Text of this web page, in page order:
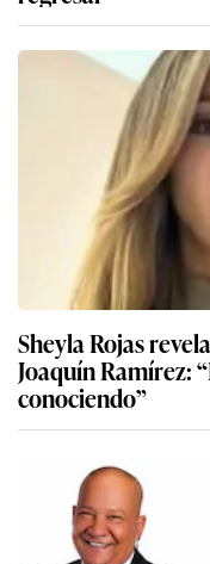
Sheyla Rojas
Joaquín Ramírez:
conociendo”